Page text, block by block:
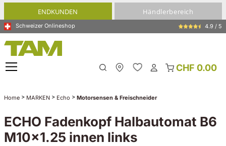
springenENDKUNDEN Händlerbereich
Schweizer Onlineshop 4.9 / 5
CHF 0.00
Home > MARKEN > Echo > Motorsensen & Freischneider
ECHO Fadenkopf Halbautomat B6
M10x1.25 innen links